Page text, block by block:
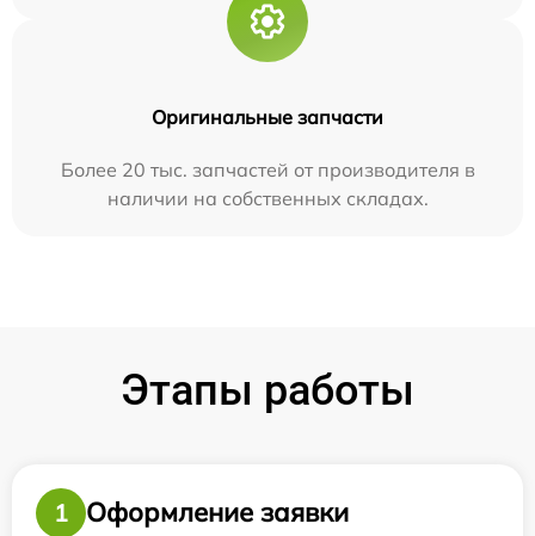
Оригинальные запчасти
Более 20 тыс. запчастей от производителя в
наличии на собственных складах.
Этапы работы
1
Оформление заявки